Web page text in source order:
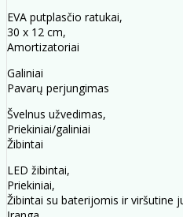
EVA putplasčio ratukai,
30 x 12 cm,
Amortizatoriai
Galiniai
Pavarų perjungimas
Švelnus užvedimas,
Priekiniai/galiniai
Žibintai
LED žibintai,
Priekiniai,
Žibintai su baterijomis ir viršutine